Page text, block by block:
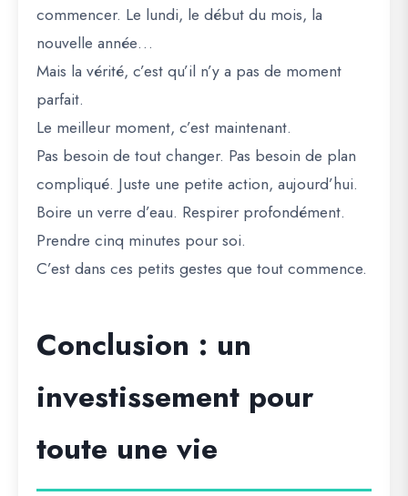
commencer. Le lundi, le début du mois, la
nouvelle année…
Mais la vérité, c’est qu’il n’y a pas de moment
parfait.
Le meilleur moment, c’est maintenant.
Pas besoin de tout changer. Pas besoin de plan
compliqué. Juste une petite action, aujourd’hui.
Boire un verre d’eau. Respirer profondément.
Prendre cinq minutes pour soi.
C’est dans ces petits gestes que tout commence.
Conclusion : un
investissement pour
toute une vie